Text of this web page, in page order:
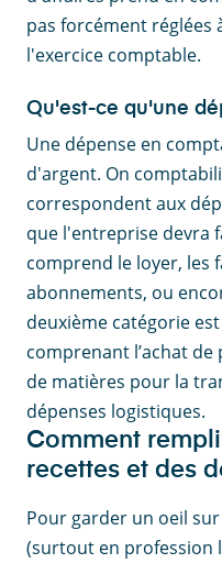
pas forcément réglées
l'exercice comptable.
Qu'est-ce qu'une
Une dépense en
d'argent. On
correspondent aux
que l'entreprise devra
comprend le loyer, les
abonnements, ou
deuxième catégorie
comprenant l’achat
de matières pour la
dépenses logistiques.
Comment
recettes et des
Pour garder un oeil sur
(surtout en profession